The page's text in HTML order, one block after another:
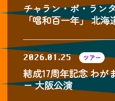
チャラン・ポ・ラン
「唱和百一年」 北海
2026.01.25 ツアー
結成17周年記念 わが
ー 大阪公演